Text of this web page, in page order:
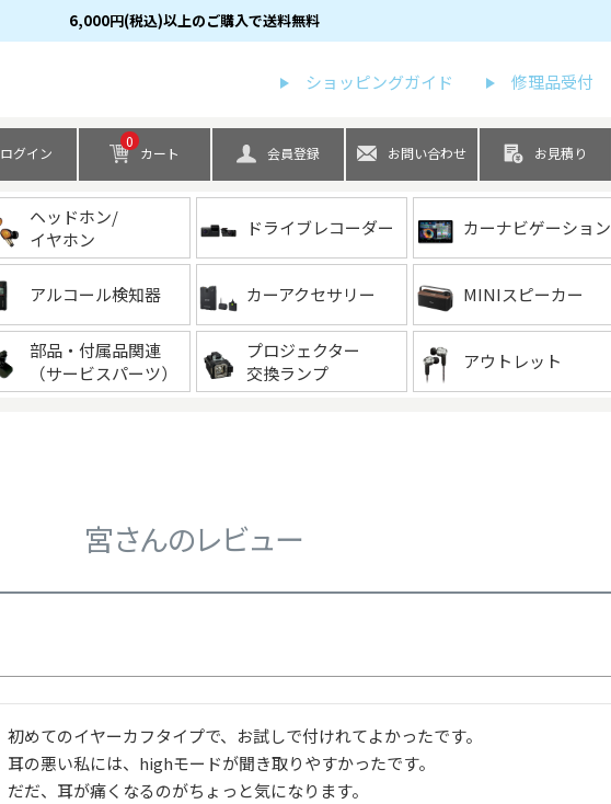
6,000円(税込)以上のご購入で送料無料
ショッピングガイド 修理品受付
検索
ログイン
0
カート 会員登録 お問い合わせ お見積り
ヘッドホン/
イヤホン
ドライブレコーダー カーナビゲーション
アルコール検知器 カーアクセサリー MINIスピーカー
部品・付属品関連
（サービスパーツ）
プロジェクター
交換ランプ
アウトレット
宮さんのレビュー
初めてのイヤーカフタイプで、お試しで付けれてよかったです。
耳の悪い私には、highモードが聞き取りやすかったです。
だだ、耳が痛くなるのがちょっと気になります。